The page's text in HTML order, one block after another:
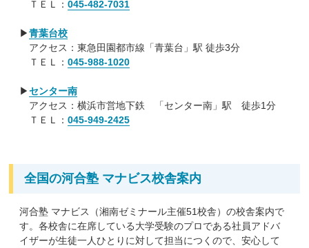
あわせて学習を進めていくことができます。
活や学校行事に忙しい高校生でも、時間を無駄なく生か
せるから、充実した高校生活を過ごすことができます。
ＴＥＬ：045-482-7031
▶青葉台校
アクセス：東急田園都市線「青葉台」駅 徒歩3分
ＴＥＬ：045-988-1020
▶センター南
アクセス：横浜市営地下鉄 「センター南」駅 徒歩1分
ＴＥＬ：045-949-2425
全国の河合塾 マナビス校舎案内
河合塾 マナビス（湘南ゼミナール主催51校舎）の校舎案内で
す。各校舎に在席している大学受験のプロである社員アドバ
イザーが生徒一人ひとりに対して担当につくので、安心して